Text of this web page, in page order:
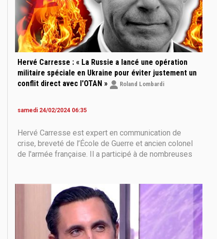
Hervé Carresse : « La Russie a lancé une opération
militaire spéciale en Ukraine pour éviter justement un
conflit direct avec l'OTAN »
Roland Lombardi
samedi 24/02/2024 06:35
Hervé Carresse est expert en communication de
crise, breveté de l’École de Guerre et ancien colonel
de l'armée française. Il a participé à de nombreuses
Carresse a partagé sa vision de la situation